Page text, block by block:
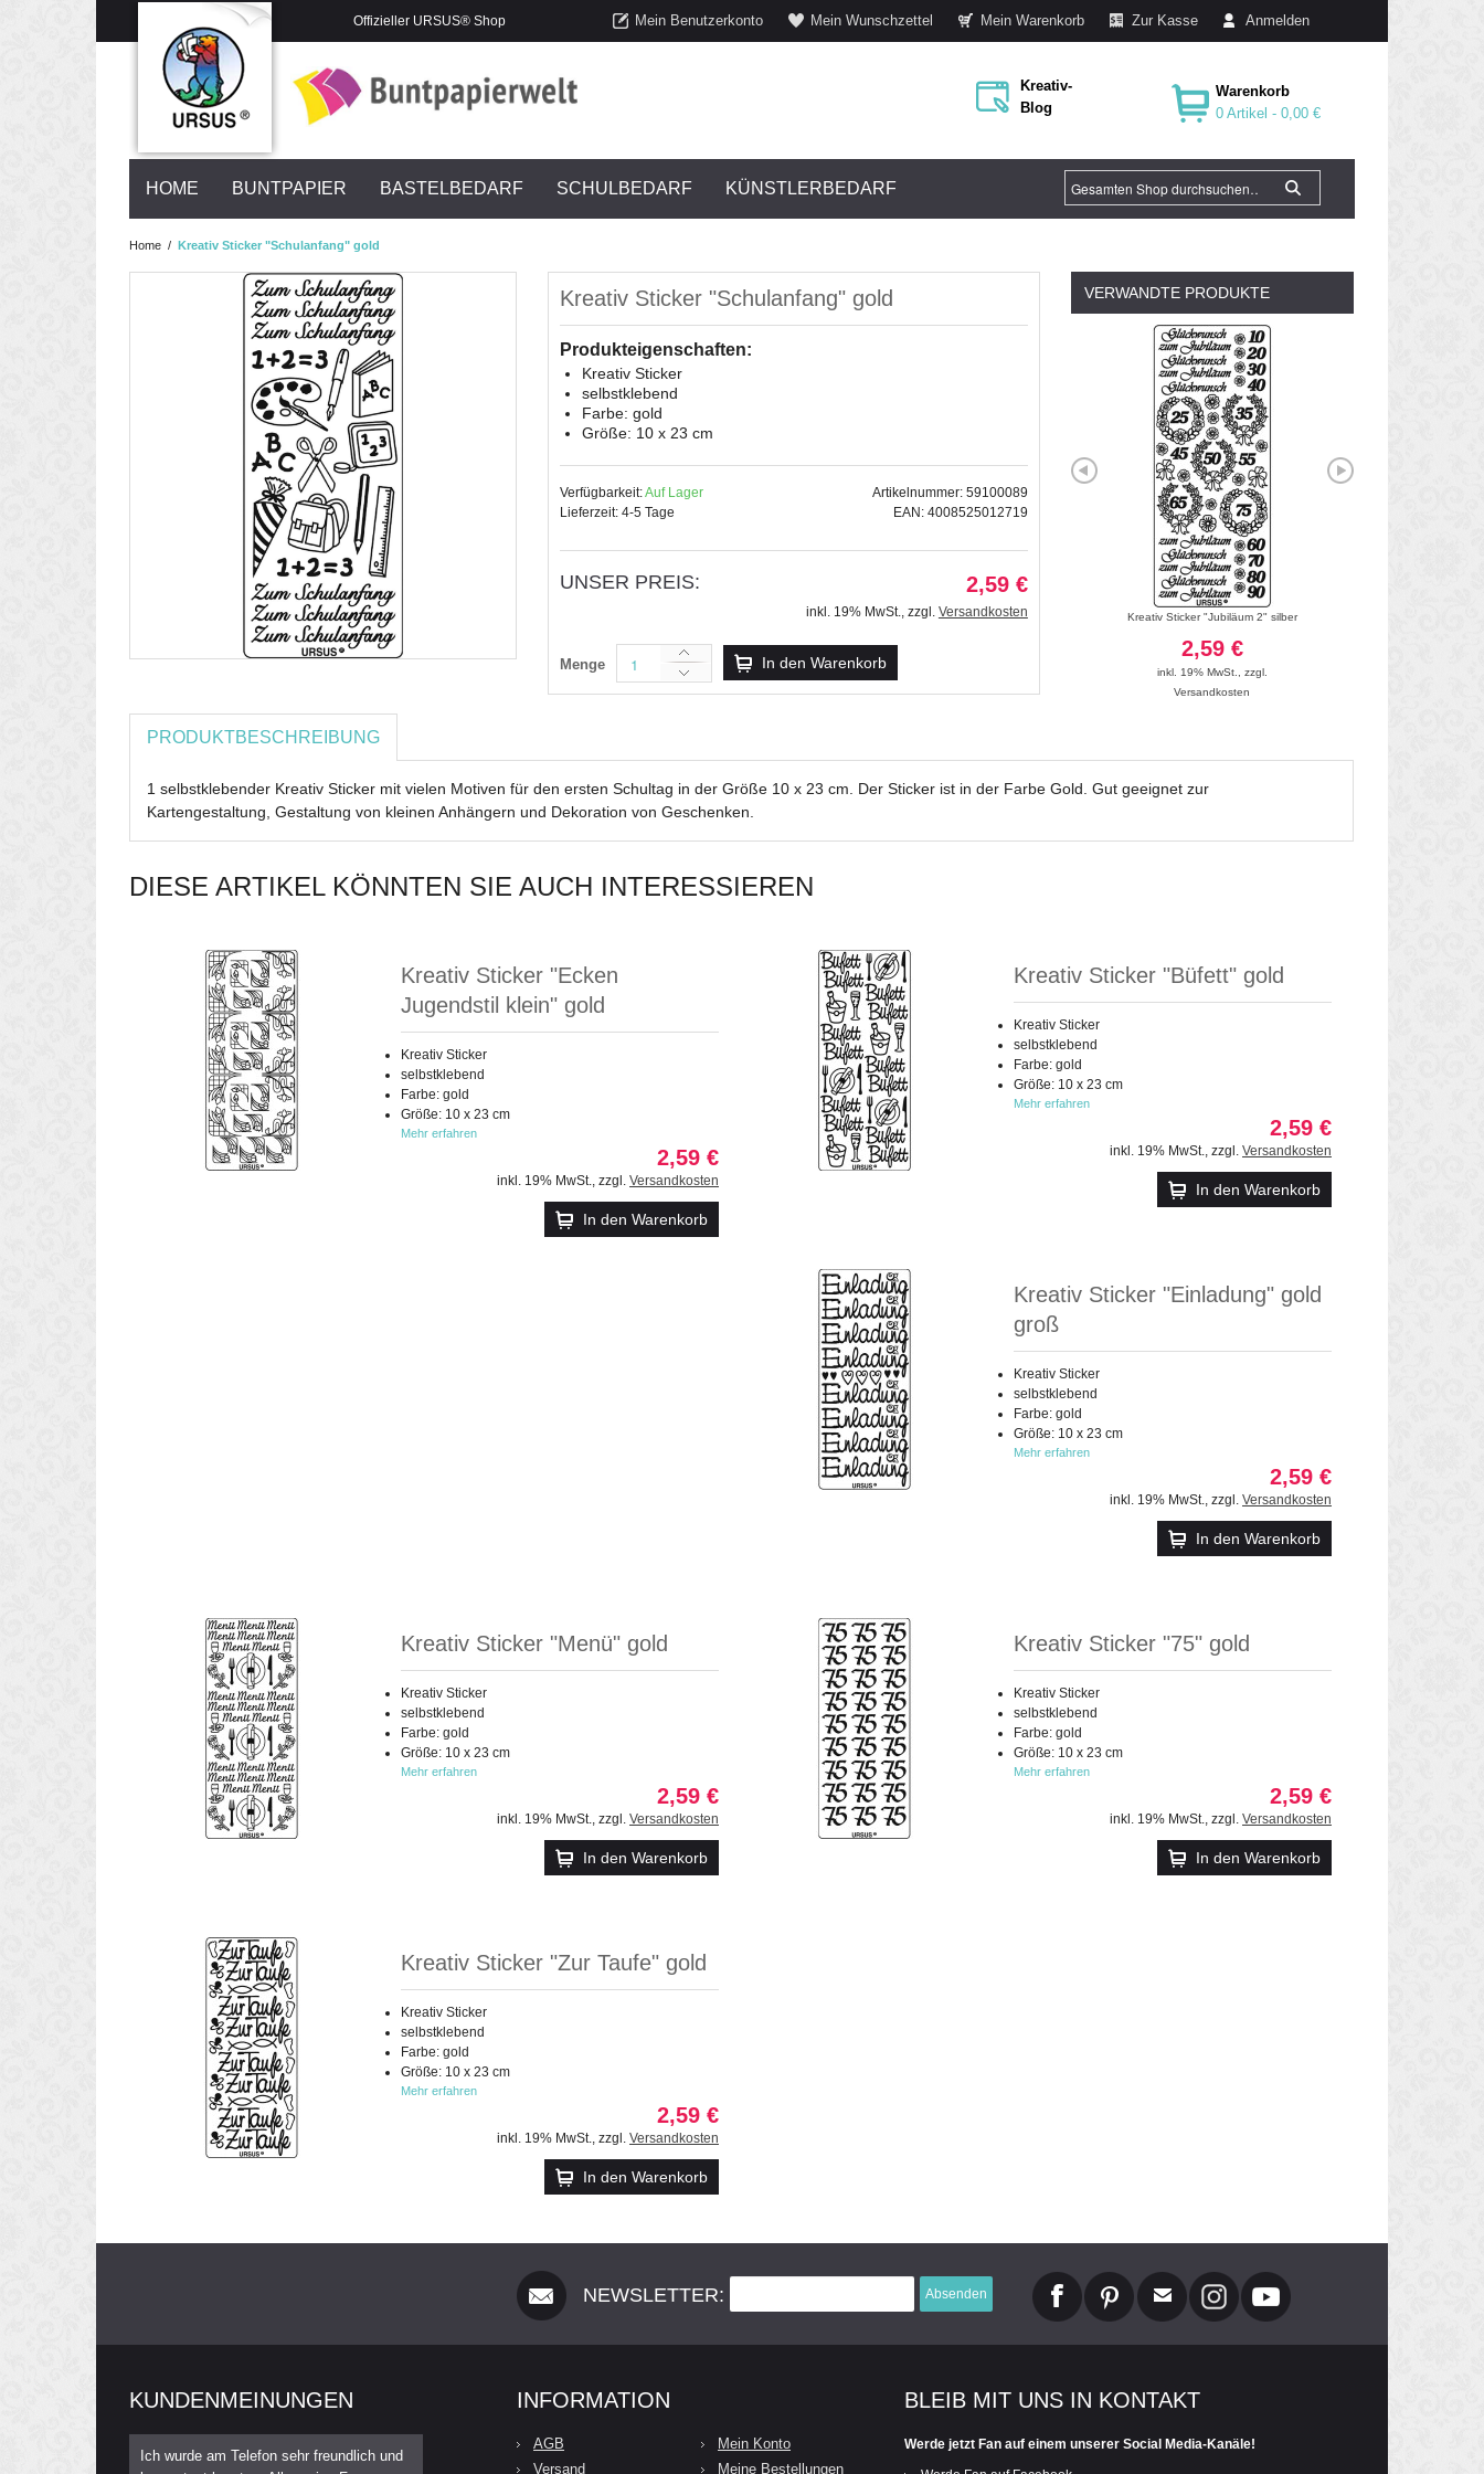
Offizieller URSUS® Shop Mein Benutzerkonto Mein Wunschzettel Mein Warenkorb Zur Kasse Anmelden
Kreativ-
Blog
Warenkorb
0 Artikel -0,00 €
HOME BUNTPAPIER BASTELBEDARF SCHULBEDARF KÜNSTLERBEDARF
Home / Kreativ Sticker "Schulanfang" gold
Kreativ Sticker "Schulanfang" gold
Produkteigenschaften:
Kreativ Sticker
selbstklebend
Farbe: gold
Größe: 10 x 23 cm
Verfügbarkeit:Auf Lager
Lieferzeit: 4-5 Tage
Artikelnummer: 59100089
EAN: 4008525012719
UNSER PREIS: 2,59 €
inkl. 19% MwSt., zzgl. Versandkosten
Menge In den Warenkorb
VERWANDTE PRODUKTE
Kreativ Sticker "Zur Taufe" silber
inkl. 19% MwSt.
Versandkosten
Kreativ Sticker "Jubiläum 2" silber
2,59 €
inkl. 19% MwSt.
zzgl.
Versandkosten
PRODUKTBESCHREIBUNG
1 selbstklebender Kreativ Sticker mit vielen Motiven für den ersten Schultag in der Größe 10 x 23 cm. Der Sticker ist in der Farbe Gold. Gut geeignet zur
Kartengestaltung, Gestaltung von kleinen Anhängern und Dekoration von Geschenken.
DIESE ARTIKEL KÖNNTEN SIE AUCH INTERESSIEREN
Kreativ Sticker "Ecken
Jugendstil klein" gold
Kreativ Sticker
selbstklebend
Farbe: gold
Größe: 10 x 23 cm
Mehr erfahren
2,59 €
inkl. 19% MwSt., zzgl. Versandkosten
In den Warenkorb
Kreativ Sticker "Büfett" gold
Kreativ Sticker
selbstklebend
Farbe: gold
Größe: 10 x 23 cm
Mehr erfahren
2,59 €
inkl. 19% MwSt., zzgl. Versandkosten
In den Warenkorb
Kreativ Sticker "Einladung" gold
groß
Kreativ Sticker
selbstklebend
Farbe: gold
Größe: 10 x 23 cm
Mehr erfahren
2,59 €
inkl. 19% MwSt., zzgl. Versandkosten
In den Warenkorb
Kreativ Sticker "Menü" gold
Kreativ Sticker
selbstklebend
Farbe: gold
Größe: 10 x 23 cm
Mehr erfahren
2,59 €
inkl. 19% MwSt., zzgl. Versandkosten
In den Warenkorb
Kreativ Sticker "75" gold
Kreativ Sticker
selbstklebend
Farbe: gold
Größe: 10 x 23 cm
Mehr erfahren
2,59 €
inkl. 19% MwSt., zzgl. Versandkosten
In den Warenkorb
Kreativ Sticker "Zur Taufe" gold
Kreativ Sticker
selbstklebend
Farbe: gold
Größe: 10 x 23 cm
Mehr erfahren
2,59 €
inkl. 19% MwSt., zzgl. Versandkosten
In den Warenkorb
NEWSLETTER: Absenden
KUNDENMEINUNGEN
Ich wurde am Telefon sehr freundlich und
INFORMATION
AGB
Versand
Mein Konto
Meine Bestellungen
BLEIB MIT UNS IN KONTAKT
Werde jetzt Fan auf einem unserer Social Media-Kanäle!